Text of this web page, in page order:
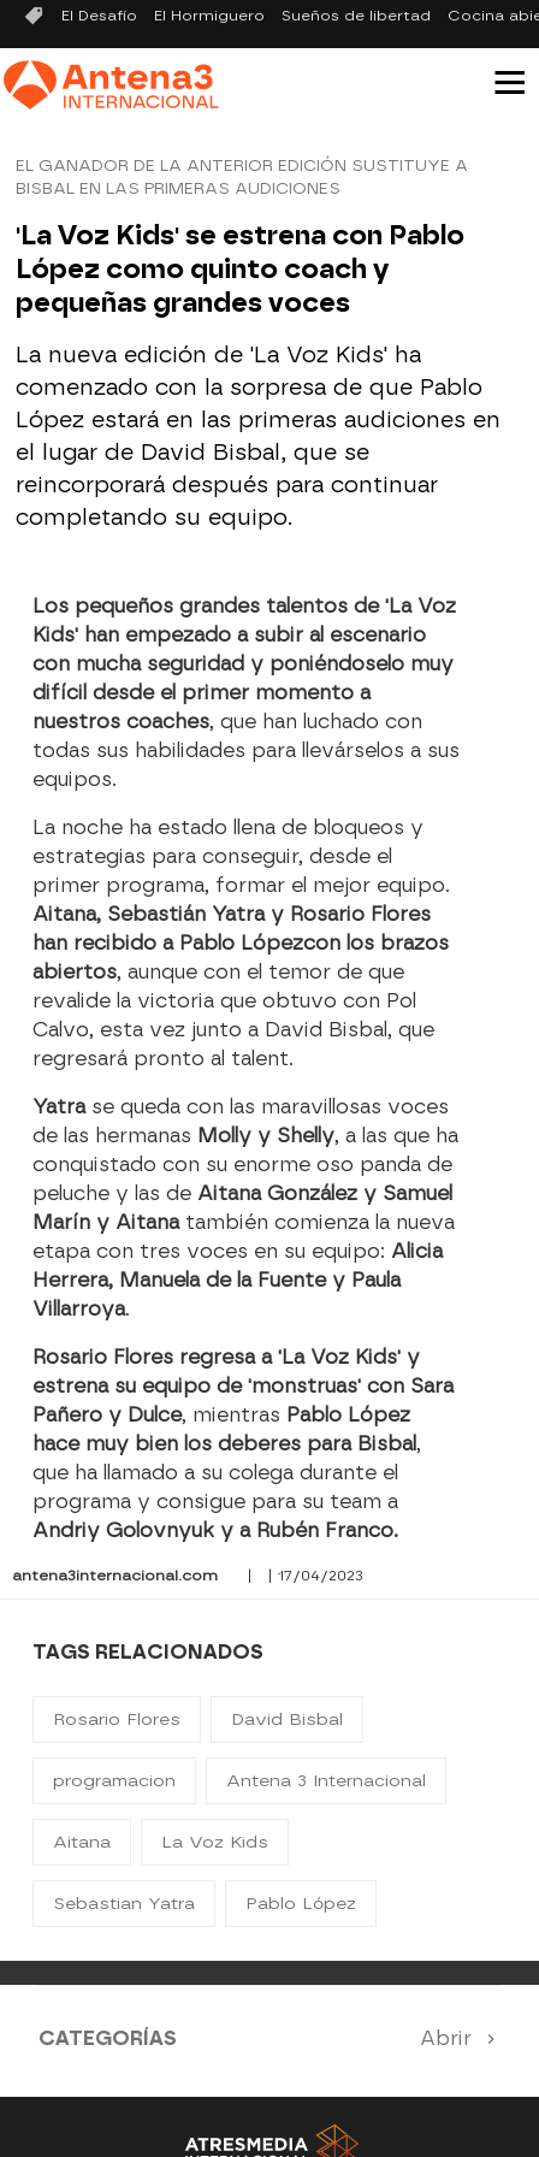
El Desafío El Hormiguero Sueños de libertad Cocina
EL GANADOR DE LA ANTERIOR EDICIÓN SUSTITUYE A
BISBAL EN LAS PRIMERAS AUDICIONES
'La Voz Kids' se estrena con Pablo
López como quinto coach y
pequeñas grandes voces
La nueva edición de 'La Voz Kids' ha
comenzado con la sorpresa de que Pablo
López estará en las primeras audiciones en
el lugar de David Bisbal, que se
reincorporará después para continuar
completando su equipo.
Los pequeños grandes talentos de 'La Voz
Kids' han empezado a subir al escenario
con mucha seguridad y poniéndoselo muy
difícil desde el primer momento a
nuestros coaches, que han luchado con
todas sus habilidades para llevárselos a sus
equipos.
La noche ha estado llena de bloqueos y
estrategias para conseguir, desde el
primer programa, formar el mejor equipo.
Aitana, Sebastián Yatra y Rosario Flores
han recibido a Pablo Lópezcon los brazos
abiertos, aunque con el temor de que
revalide la victoria que obtuvo con Pol
Calvo, esta vez junto a David Bisbal, que
regresará pronto al talent.
Yatra se queda con las maravillosas voces
de las hermanas Molly y Shelly, a las que ha
conquistado con su enorme oso panda de
peluche y las de Aitana González y Samuel
Marín y Aitanatambién comienza la nueva
etapa con tres voces en su equipo: Alicia
Herrera, Manuela de la Fuente y Paula
Villarroya.
Rosario Flores regresa a 'La Voz Kids' y
estrena su equipo de 'monstruas' con Sara
Pañero y Dulce, mientras Pablo López
hace muy bien los deberes para Bisbal,
que ha llamado a su colega durante el
programa y consigue para su team a
Andriy Golovnyuk y a Rubén Franco.
antena3internacional.com | | 17/04/2023
TAGS RELACIONADOS
Rosario Flores David Bisbal
programacion Antena 3 Internacional
Aitana La Voz Kids
Sebastian Yatra Pablo López
CATEGORÍAS Abrir
Antena 3 Noticias El Hormiguero